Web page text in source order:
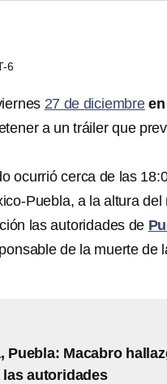
6
27 de diciembreen
a un tráiler que
ocurrió cerca de las
Puebla, a la altura del
las autoridades de
de la muerte de
Puebla: Macabro
las autoridades